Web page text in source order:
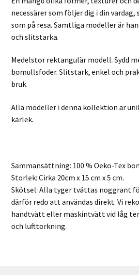
necessärer som följer dig i din vardag,
som på resa. Samtliga modeller är
och slitstarka.
Medelstor rektangulär modell. Sydd
bomullsfoder. Slitstark, enkel och
bruk.
Alla modeller i denna kollektion är
kärlek.
Sammansättning: 100 % Oeko-Tex
Storlek: Cirka 20cm x 15 cm x 5 cm.
Skötsel: Alla tyger tvättas noggrant
därför redo att användas direkt. Vi
handtvätt eller maskintvätt vid låg
och lufttorkning.